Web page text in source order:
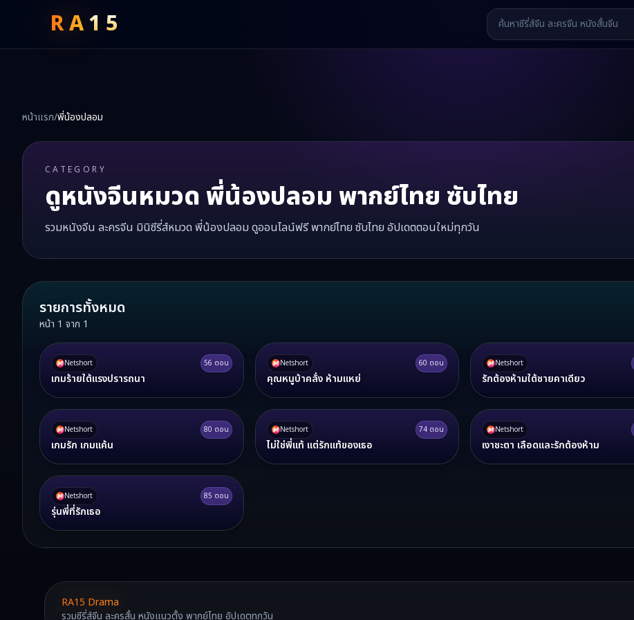
RA15
หน้าแรก/พี่น้องปลอม
CATEGORY
ดูหนังจีนหมวด พี่น้องปลอม พากย์ไทย ซับไทย
รวมหนังจีน ละครจีน มินิซีรี่ส์หมวด พี่น้องปลอม ดูออนไลน์ฟรี พากย์ไทย ซับไทย อัปเดตตอนใหม่ทุกวัน
รายการทั้งหมด
หน้า 1 จาก 1
Netshort 56 ตอน
เกมร้ายใต้แรงปรารถนา
Netshort 60 ตอน
คุณหนูบ้าคลั่ง ห้ามแหย่
Netshort
รักต้องห้ามใต้ชายคาเดียว
Netshort 80 ตอน
เกมรัก เกมแค้น
Netshort 74 ตอน
ไม่ใช่พี่แท้ แต่รักแท้ของเธอ
Netshort
เงาชะตา เลือดและรักต้องห้าม
Netshort 85 ตอน
รุ่นพี่ที่รักเธอ
RA15 Drama
รวมซีรี่ส์จีน ละครสั้น หนังแนวตั้ง พากย์ไทย อัปเดตทุกวัน